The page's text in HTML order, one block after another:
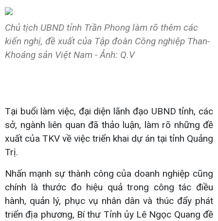
Chủ tịch UBND tỉnh Trần Phong làm rõ thêm các
kiến nghị, đề xuất của Tập đoàn Công nghiệp Than-
Khoáng sản Việt Nam - Ảnh: Q.V
Tại buổi làm việc, đại diện lãnh đạo UBND tỉnh, các
sở, ngành liên quan đã thảo luận, làm rõ những đề
xuất của TKV về việc triển khai dự án tại tỉnh Quảng
Trị.
Nhấn mạnh sự thành công của doanh nghiệp cũng
chính là thước đo hiệu quả trong công tác điều
hành, quản lý, phục vụ nhân dân và thúc đẩy phát
triển địa phương, Bí thư Tỉnh ủy Lê Ngọc Quang đề